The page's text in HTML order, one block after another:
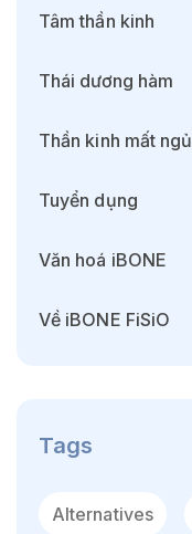
Tâm thần kinh
Thái dương hàm
Thần kinh mất ngủ
Tuyển dụng
Văn hoá iBONE
Về iBONE FiSiO
Tags
Alternatives